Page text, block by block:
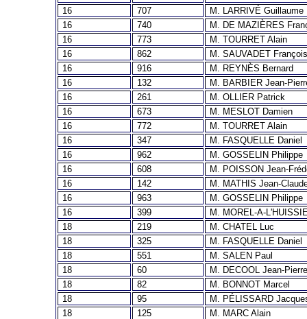
16
707
M. LARRIVÉ Guillaume
16
740
M. DE MAZIÈRES
16
773
M. TOURRET Alain
16
862
M. SAUVADET
16
916
M. REYNÈS Bernard
16
132
M. BARBIER Jean-
16
261
M. OLLIER Patrick
16
673
M. MESLOT Damien
16
772
M. TOURRET Alain
16
347
M. FASQUELLE Daniel
16
962
M. GOSSELIN Philippe
16
608
M. POISSON Jean-
16
142
M. MATHIS Jean-
16
963
M. GOSSELIN Philippe
16
399
M. MOREL-A-
18
219
M. CHATEL Luc
18
325
M. FASQUELLE Daniel
18
551
M. SALEN Paul
18
60
M. DECOOL Jean-
18
82
M. BONNOT Marcel
18
95
M. PÉLISSARD
18
125
M. MARC Alain